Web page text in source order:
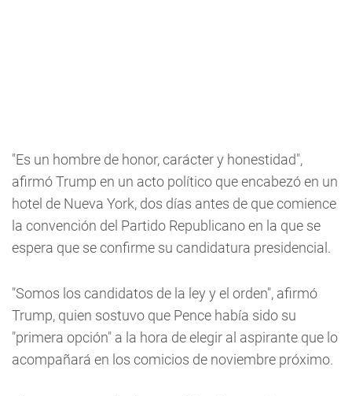
"Es un hombre de honor, carácter y honestidad",
afirmó Trump en un acto político que encabezó en un
hotel de Nueva York, dos días antes de que comience
la convención del Partido Republicano en la que se
espera que se confirme su candidatura presidencial.
"Somos los candidatos de la ley y el orden", afirmó
Trump, quien sostuvo que Pence había sido su
"primera opción" a la hora de elegir al aspirante que lo
acompañará en los comicios de noviembre próximo.